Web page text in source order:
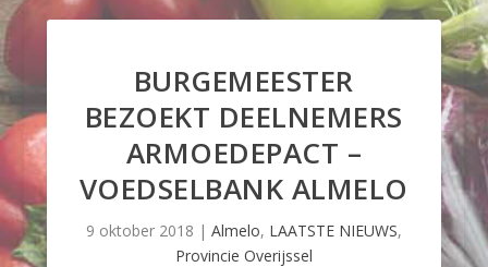
BURGEMEESTER
BEZOEKT DEELNEMERS
ARMOEDEPACT –
VOEDSELBANK ALMELO
9 oktober 2018 | Almelo, LAATSTE NIEUWS,
Provincie Overijssel